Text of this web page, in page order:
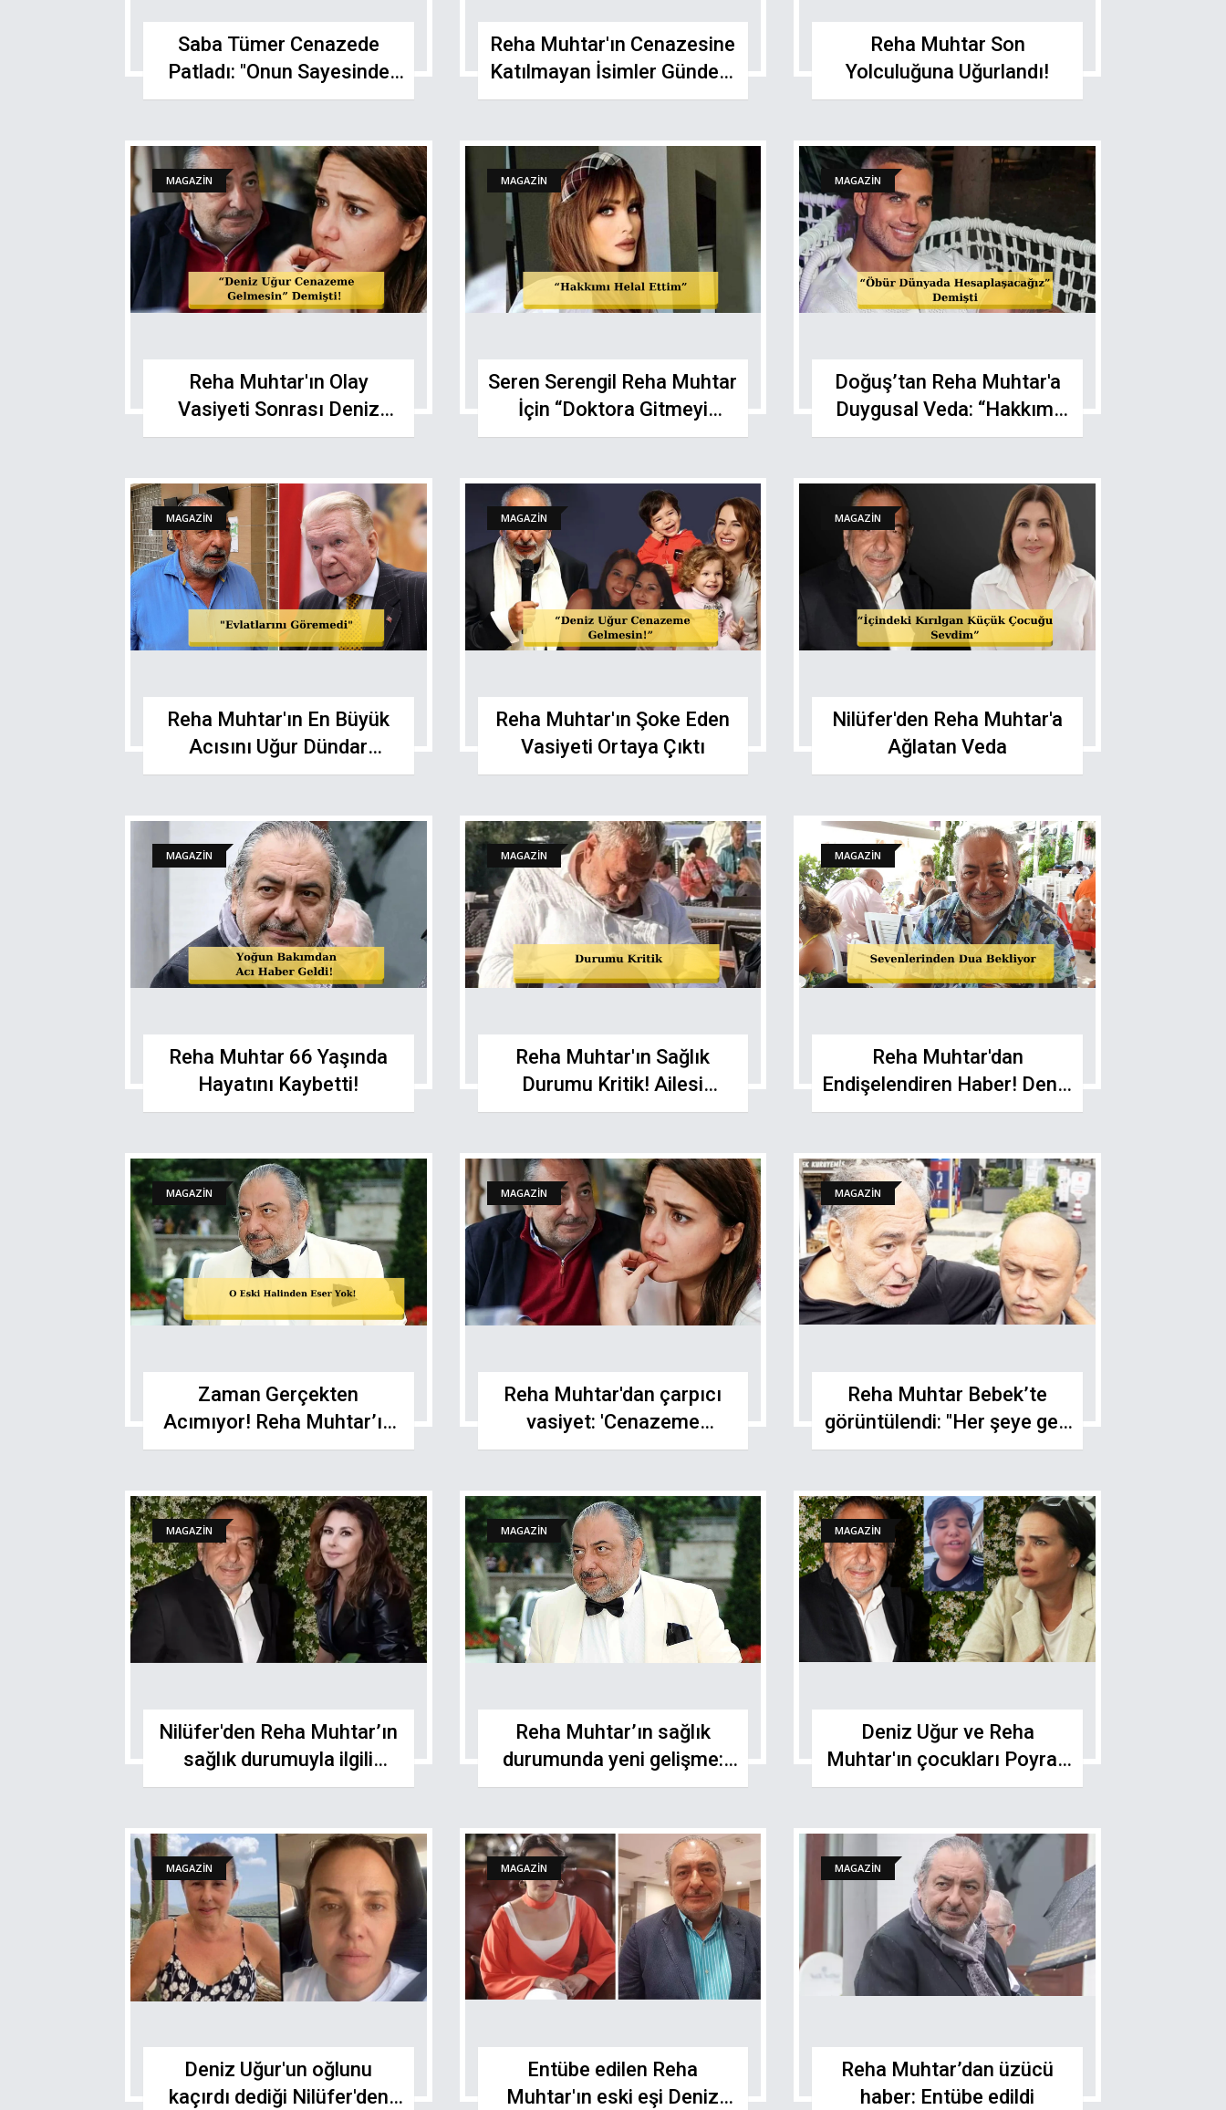
Saba Tümer Cenazede
Patladı: "Onun Sayesinde
Ünlü Oldular!"
Reha Muhtar'ın Cenazesine
Katılmayan İsimler Gündem
Oldu
Reha Muhtar Son
Yolculuğuna Uğurlandı!
MAGAZİN
Reha Muhtar'ın Olay
Vasiyeti Sonrası Deniz
Uğur'dan Jet Karar!
MAGAZİN
Seren Serengil Reha Muhtar
İçin “Doktora Gitmeyi
Reddetti” Dedi
MAGAZİN
Doğuş’tan Reha Muhtar'a
Duygusal Veda: “Hakkımı
Helal Ettim”
MAGAZİN
Reha Muhtar'ın En Büyük
Acısını Uğur Dündar
Açıkladı
MAGAZİN
Reha Muhtar'ın Şoke Eden
Vasiyeti Ortaya Çıktı
MAGAZİN
Nilüfer'den Reha Muhtar'a
Ağlatan Veda
MAGAZİN
Reha Muhtar 66 Yaşında
Hayatını Kaybetti!
MAGAZİN
Reha Muhtar'ın Sağlık
Durumu Kritik! Ailesi
Bodrum’a Koştu
MAGAZİN
Reha Muhtar'dan
Endişelendiren Haber! Deniz
Uğur’dan Dua Çağrısı
MAGAZİN
Zaman Gerçekten
Acımıyor! Reha Muhtar’ın
Büyük Değişimi
MAGAZİN
Reha Muhtar'dan çarpıcı
vasiyet: 'Cenazeme
gelmesin'
MAGAZİN
Reha Muhtar Bebek’te
görüntülendi: "Her şeye geri
döneceğim"
MAGAZİN
Nilüfer'den Reha Muhtar’ın
sağlık durumuyla ilgili
açıklama: "Genel durumu..."
MAGAZİN
Reha Muhtar’ın sağlık
durumunda yeni gelişme:
Uyandırıldı!
MAGAZİN
Deniz Uğur ve Reha
Muhtar'ın çocukları Poyraz
konuştu: "Başka yere gitmek
MAGAZİN
Deniz Uğur'un oğlunu
kaçırdı dediği Nilüfer'den
MAGAZİN
Entübe edilen Reha
Muhtar'ın eski eşi Deniz
MAGAZİN
Reha Muhtar’dan üzücü
haber: Entübe edildi